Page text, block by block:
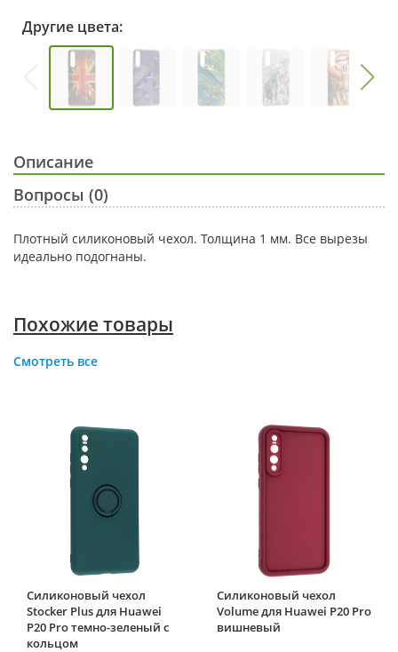
Другие цвета:
Описание
Вопросы (0)
Плотный силиконовый чехол. Толщина 1 мм. Все вырезы
идеально подогнаны.
Похожие товары
Смотреть все
Силиконовый чехол
Stocker Plus для Huawei
P20 Pro темно-зеленый с
кольцом
Силиконовый чехол
Volume для Huawei P20 Pro
вишневый